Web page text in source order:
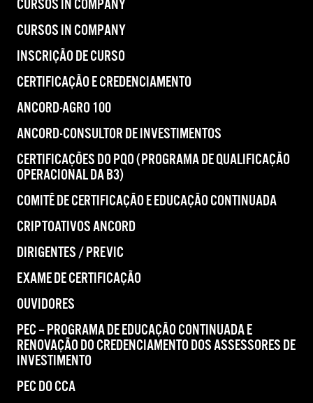
CURSOS IN COMPANY
CURSOS IN COMPANY
INSCRIÇÃO DE CURSO
CERTIFICAÇÃO E CREDENCIAMENTO
ANCORD-AGRO 100
ANCORD-CONSULTOR DE INVESTIMENTOS
CERTIFICAÇÕES DO PQO (PROGRAMA DE QUALIFICAÇÃO
OPERACIONAL DA B3)
COMITÊ DE CERTIFICAÇÃO E EDUCAÇÃO CONTINUADA
CRIPTOATIVOS ANCORD
DIRIGENTES / PREVIC
EXAME DE CERTIFICAÇÃO
OUVIDORES
PEC – PROGRAMA DE EDUCAÇÃO CONTINUADA E
RENOVAÇÃO DO CREDENCIAMENTO DOS ASSESSORES DE
INVESTIMENTO
PEC DO CCA